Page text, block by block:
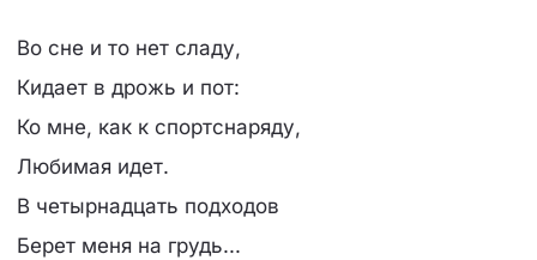
Во сне и то нет сладу,
Кидает в дрожь и пот:
Ко мне, как к спортснаряду,
Любимая идет.
В четырнадцать подходов
Берет меня на грудь...